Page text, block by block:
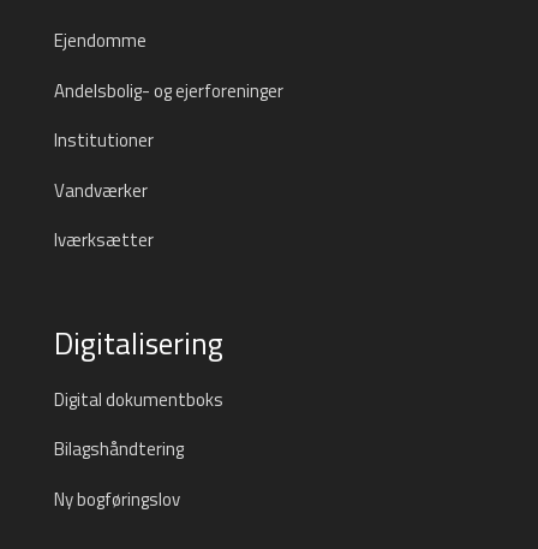
Ejendomme
Andelsbolig- og ejerforeninger
Institutioner
Vandværker
Iværksætter
Digitalisering
Digital dokumentboks
Bilagshåndtering
Ny bogføringslov